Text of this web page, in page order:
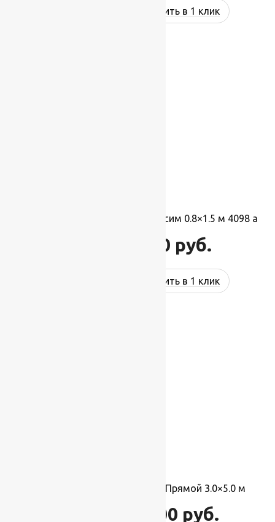
Купить в 1 клик
Ковер акриловый турецкий Касим 0.8×1.5 м 4098 а
3 510 руб.
Купить в 1 клик
Ковер Фиеста 36107 36955, Прямой 3.0×5.0 м
18 000 руб.